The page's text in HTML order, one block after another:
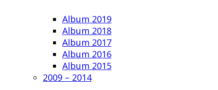
Album 2019
Album 2018
Album 2017
Album 2016
Album 2015
2009 – 2014